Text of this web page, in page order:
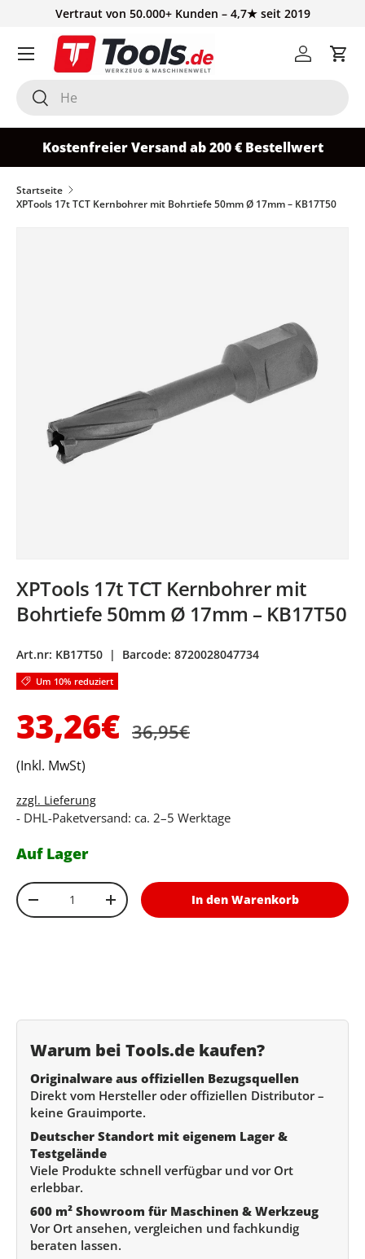
Vertraut von 50.000+ Kunden – 4,7★ seit 2019
Suchen
Suchen
Einloggen
Kostenfreier Versand ab 200 € Bestellwert
Startseite
XPTools 17t TCT Kernbohrer mit Bohrtiefe 50mm Ø 17mm – KB17T50
XPTools 17t TCT Kernbohrer mit
Bohrtiefe 50mm Ø 17mm – KB17T50
Art.nr: KB17T50 | Barcode: 8720028047734
Um 10% reduziert
Verkaufspreis
33,26€ 36,95€
(Inkl. MwSt)
zzgl. Lieferung
- DHL-Paketversand: ca. 2–5 Werktage
Auf Lager
Anzahl
Menge verringernMenge erhöhenIn den Warenkorb
Warum bei Tools.de kaufen?
Originalware aus offiziellen Bezugsquellen
Direkt vom Hersteller oder offiziellen Distributor –
keine Grauimporte.
Deutscher Standort mit eigenem Lager &
Testgelände
Viele Produkte schnell verfügbar und vor Ort
erlebbar.
600 m² Showroom für Maschinen & Werkzeug
Vor Ort ansehen, vergleichen und fachkundig
beraten lassen.